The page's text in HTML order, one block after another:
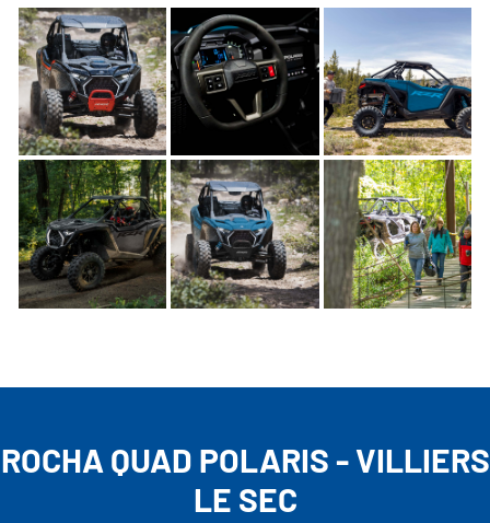
ROCHA QUAD POLARIS - VILLIERS
LE SEC